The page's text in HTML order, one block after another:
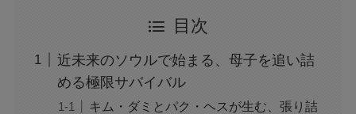
結婚してる？
アレン様が川村エミコに怒ったのは本当？な
ぜ？公開収録で何があった？
目次
近未来のソウルで始まる、母子を追い詰
める極限サバイバル
キム・ダミとパク・ヘスが生む、張り詰